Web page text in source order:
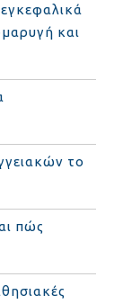
και
το
πώς